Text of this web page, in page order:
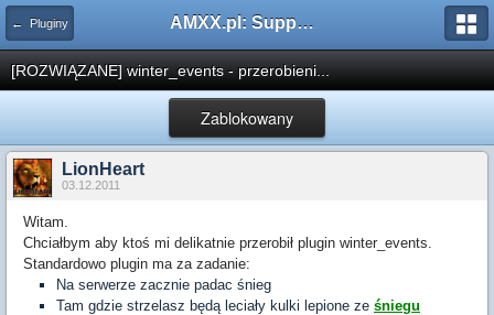
← Pluginy AMXX.pl: Support AMX Mod X i SourceMod
[ROZWIĄZANE] winter_events - przerobieni...
Zablokowany
LionHeart
03.12.2011
Witam.
Chciałbym aby ktoś mi delikatnie przerobił plugin winter_events.
Standardowo plugin ma za zadanie:
Na serwerze zacznie padac śnieg
Tam gdzie strzelasz będą leciały kulki lepione ze śniegu